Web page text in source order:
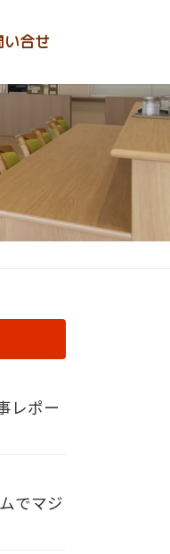
い合せ
レポー
でマジ